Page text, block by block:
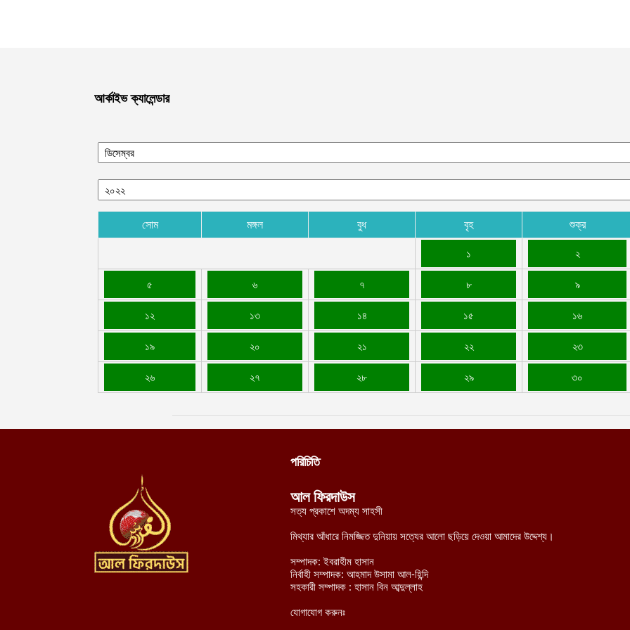
আর্কাইভ ক্যালেন্ডার
সোম মঙ্গল বুধ বৃহ শুক্র
১ ২
৫ ৬ ৭ ৮ ৯
১২ ১৩ ১৪ ১৫ ১৬
১৯ ২০ ২১ ২২ ২৩
২৬ ২৭ ২৮ ২৯ ৩০
পরিচিতি
আল ফিরদাউস
সত্য প্রকাশে অদম্য সাহসী
মিথ্যার আঁধারে নিমজ্জিত দুনিয়ায় সত্যের আলো ছড়িয়ে দেওয়া আমাদের উদ্দেশ্য।
সম্পাদক: ইবরাহীম হাসান
নির্বাহী সম্পাদক: আহমাদ উসামা আল-হিন্দি
সহকারী সম্পাদক : হাসান বিন আব্দুল্লাহ
যোগাযোগ করুনঃ